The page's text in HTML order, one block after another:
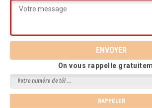
On vous rappelle